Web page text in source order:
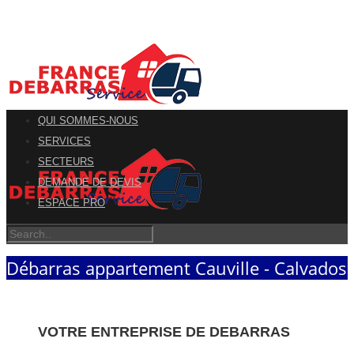
QUI SOMMES-NOUS
SERVICES
SECTEURS
DEMANDE DE DEVIS
ESPACE PRO
Débarras appartement Cauville - Calvados
VOTRE ENTREPRISE DE DEBARRAS